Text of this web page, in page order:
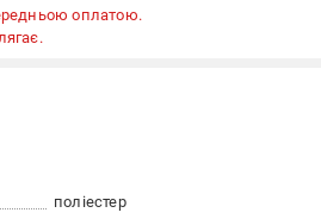
оплатою.
поліестер